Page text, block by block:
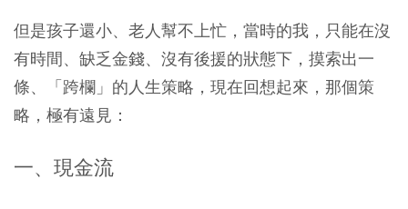
但是孩子還小、老人幫不上忙，當時的我，只能在沒
有時間、缺乏金錢、沒有後援的狀態下，摸索出一
條、「跨欄」的人生策略，現在回想起來，那個策
略，極有遠見：
一、現金流